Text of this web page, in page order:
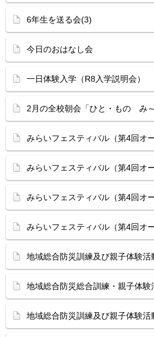
6年生を送る会(3)
今日のおはなし会
一日体験入学（R8入学説明会）
2月の全校朝会「ひと・もの み～
みらいフェスティバル（第4回オ
みらいフェスティバル（第4回オ
みらいフェスティバル（第4回オ
みらいフェスティバル（第4回オ
地域総合防災訓練及び親子体験
地域総合防災総合訓練・親子体
地域総合防災訓練及び親子体験